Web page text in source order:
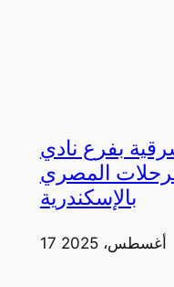
بفرع نادي
المصري
بالإسكندرية
17 أغسطس، 2025